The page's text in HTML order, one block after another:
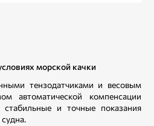
морской качки
тензодатчиками и весовым
автоматической компенсации
и точные показания